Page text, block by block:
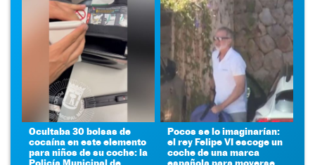
Ocultaba 30 bolsas de
cocaína en este elemento
para niños de su coche: la
Pocos se lo imaginarían:
el rey Felipe VI escoge un
coche de una marca